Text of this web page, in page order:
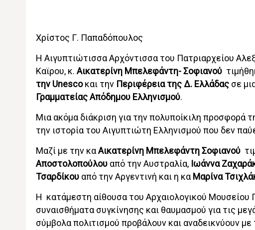
Χρίστος Γ. Παπαδόπουλος
Η Αιγυπτιώτισσα Αρχόντισσα του Πατριαρχείου
Καϊρου, κ. Αικατερίνη Μπελεφάντη- Σοφιανού
την Unescoκαι την Περιφέρεια της Δ. Ελλάδαςσε
Γραμματείας Απόδημου Ελληνισμού.
Μια ακόμα διάκριση για την πολυποίκιλη προσφορά
την ιστορία του Αιγυπτιώτη Ελληνισμού που δεν
Μαζί με την καΑικατερίνη Μπελεφάντη Σοφιανού
Αποστολοπούλουαπό την Αυστραλία, Ιωάννα
Τσαρδίκουαπό την Αργεντινή και η κα Μαρίνα
Η κατάμεστη αίθουσα του Αρχαιολογικού
συναισθήματα συγκίνησης και θαυμασμού για τις
σύμβολα πολιτισμού προβάλουν και αναδεικνύουν